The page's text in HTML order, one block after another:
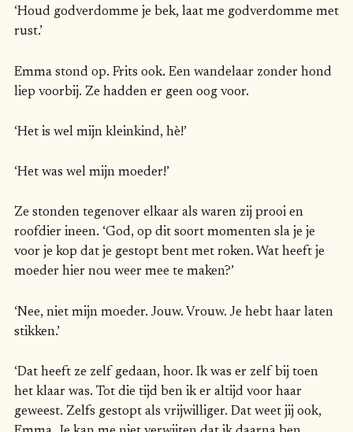
‘Houd godverdomme je bek, laat me godverdomme met
rust.’
Emma stond op. Frits ook. Een wandelaar zonder hond
liep voorbij. Ze hadden er geen oog voor.
‘Het is wel mijn kleinkind, hè!’
‘Het was wel mijn moeder!’
Ze stonden tegenover elkaar als waren zij prooi en
roofdier ineen. ‘God, op dit soort momenten sla je je
voor je kop dat je gestopt bent met roken. Wat heeft je
moeder hier nou weer mee te maken?’
‘Nee, niet mijn moeder. Jouw. Vrouw. Je hebt haar laten
stikken.’
‘Dat heeft ze zelf gedaan, hoor. Ik was er zelf bij toen
het klaar was. Tot die tijd ben ik er altijd voor haar
geweest. Zelfs gestopt als vrijwilliger. Dat weet jij ook,